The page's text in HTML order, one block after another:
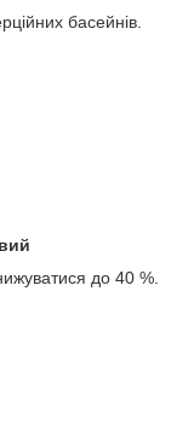
басейнів.
до 40 %.